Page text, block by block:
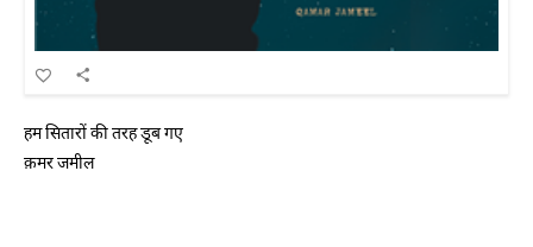
हम सितारों की तरह डूब गए
क़मर जमील